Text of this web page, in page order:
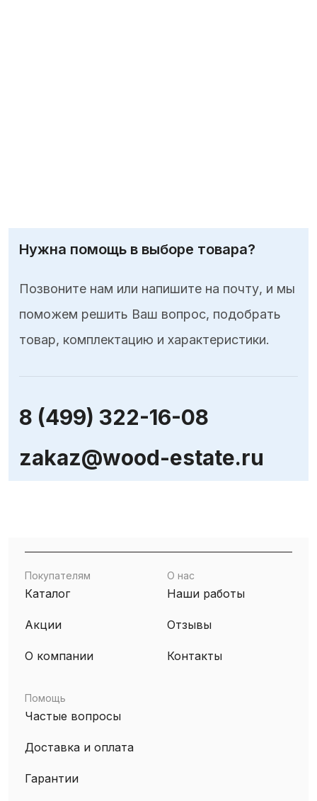
Нужна помощь в выборе товара?
Позвоните нам или напишите на почту, и мы
поможем решить Ваш вопрос, подобрать
товар, комплектацию и характеристики.
8 (499) 322-16-08
zakaz@wood-estate.ru
Покупателям
Каталог
Акции
О компании
О нас
Наши работы
Отзывы
Контакты
Помощь
Частые вопросы
Доставка и оплата
Гарантии